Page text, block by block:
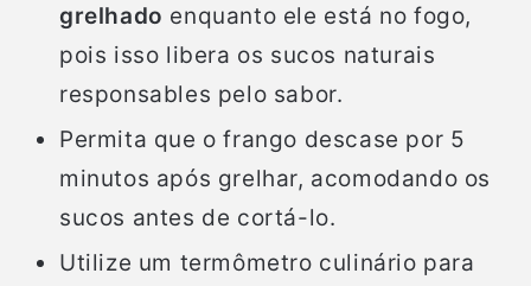
grelhado enquanto ele está no fogo,
pois isso libera os sucos naturais
responsables pelo sabor.
Permita que o frango descase por 5
minutos após grelhar, acomodando os
sucos antes de cortá-lo.
Utilize um termômetro culinário para